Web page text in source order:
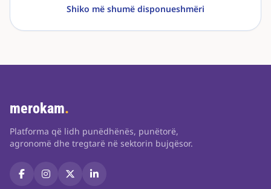
Shiko më shumë disponueshmëri
merokam.
Platforma që lidh punëdhënës, punëtorë,
agronomë dhe tregtarë në sektorin bujqësor.